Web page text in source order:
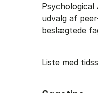
udvalg af
beslægtede
Liste med